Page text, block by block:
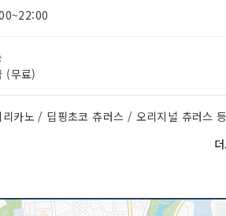
(무료)
리카노 / 딥핑초코 츄러스 / 오리지널 츄러스 등